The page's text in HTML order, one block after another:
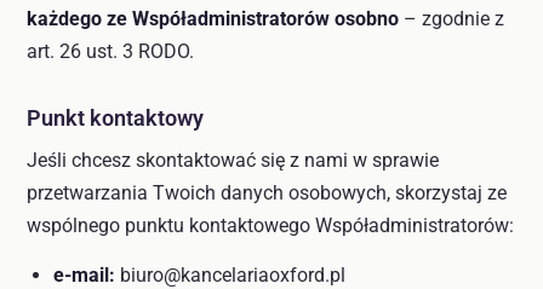
każdego ze Współadministratorów osobno – zgodnie z
art. 26 ust. 3 RODO.
Punkt kontaktowy
Jeśli chcesz skontaktować się z nami w sprawie
przetwarzania Twoich danych osobowych, skorzystaj ze
wspólnego punktu kontaktowego Współadministratorów:
e-mail: biuro@kancelariaoxford.pl